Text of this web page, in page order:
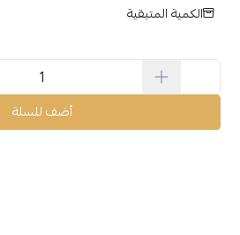
الكمية المتبقية
أضف للسلة